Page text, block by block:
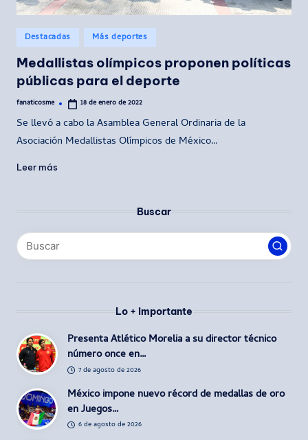
Publicado
en
Destacadas Más deportes
Medallistas olímpicos proponen políticas
públicas para el deporte
Publicado
fanaticosme 18 de enero de 2022
Se llevó a cabo la Asamblea General Ordinaria de la
Asociación Medallistas Olímpicos de México…
Leer más
Buscar
Lo + importante
Presenta Atlético Morelia a su director técnico
número once en…
7 de agosto de 2026
México impone nuevo récord de medallas de oro
en Juegos…
6 de agosto de 2026